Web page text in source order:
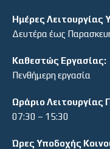
Ημέρες Λειτουργίας
Δευτέρα έως
Καθεστώς Εργασίας:
Πενθήμερη εργασία
Ωράριο Λειτουργίας
07:30 – 15:30
Ώρες Υποδοχής